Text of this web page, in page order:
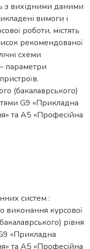
з вихідними даними
вимоги і
роботи, містять
рекомендованої
схеми
параметри
(бакалаврського)
G9 «Прикладна
та A5 «Професійна
систем :
виконання курсової
рівня
«Прикладна
та A5 «Професійна